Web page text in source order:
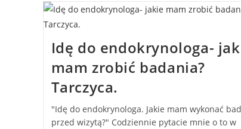
Idę do endokrynologa-
mam zrobić badania?
Tarczyca.
"Idę do endokrynologa. Jakie mam wykonać
przed wizytą?" Codziennie pytacie mnie o to w